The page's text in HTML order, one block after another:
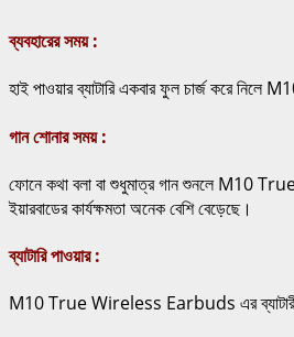
ব্যবহারের সময় :
হাই পাওয়ার ব্যাটারি একবার ফুল চার্জ করে
গান শোনার সময় :
ফোনে কথা বলা বা শুধুমাত্র গান শুনলে M10
ইয়ারবাডের কার্যক্ষমতা অনেক বেশি বেড়েছে।
ব্যাটারি পাওয়ার :
M10 True Wireless Earbuds এর ব্যাটারী